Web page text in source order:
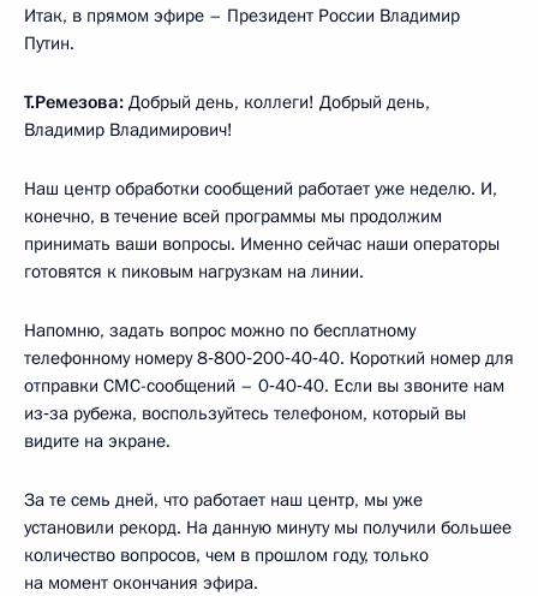
Итак, в прямом эфире – Президент России Владимир
Путин.
Т.Ремезова: Добрый день, коллеги! Добрый день,
Владимир Владимирович!
Наш центр обработки сообщений работает уже неделю. И,
конечно, в течение всей программы мы продолжим
принимать ваши вопросы. Именно сейчас наши операторы
готовятся к пиковым нагрузкам на линии.
Напомню, задать вопрос можно по бесплатному
телефонному номеру 8‑800‑200‑40‑40. Короткий номер для
отправки СМС-сообщений – 0‑40‑40. Если вы звоните нам
из‑за рубежа, воспользуйтесь телефоном, который вы
видите на экране.
За те семь дней, что работает наш центр, мы уже
установили рекорд. На данную минуту мы получили большее
количество вопросов, чем в прошлом году, только
на момент окончания эфира.